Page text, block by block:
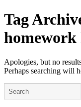
Tag
homework
Apologies, but no
Perhaps searching will